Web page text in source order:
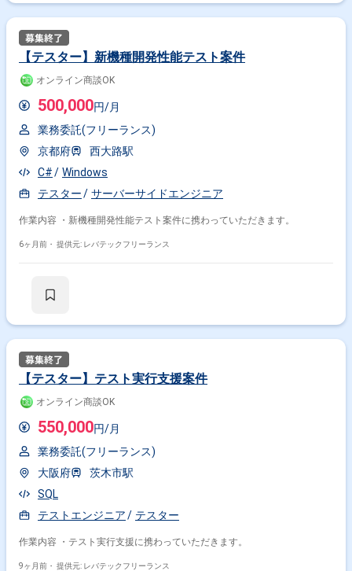
【テスター】新機種開発性能テスト案件
オンライン商談OK
500,000円/月
業務委託(フリーランス)
京都府
西大路駅
C#
Windows
テスター
サーバーサイドエンジニア
作業内容 ・新機種開発性能テスト案件に携わっていただきます。
6ヶ月前・ 提供元: レバテックフリーランス
【テスター】テスト実行支援案件
オンライン商談OK
550,000円/月
業務委託(フリーランス)
大阪府
茨木市駅
SQL
テストエンジニア
テスター
作業内容 ・テスト実行支援に携わっていただきます。
9ヶ月前・ 提供元: レバテックフリーランス